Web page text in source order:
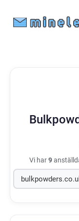
Vi har9